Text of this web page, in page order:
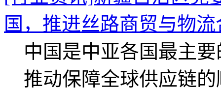
国，推进丝路商贸与物
中国是中亚各国最主
推动保障全球供应链